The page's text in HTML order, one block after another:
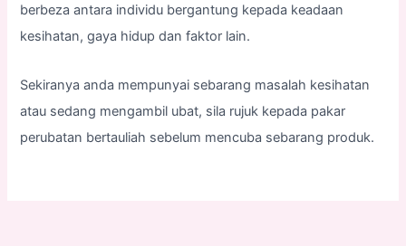
berbeza antara individu bergantung kepada keadaan
kesihatan, gaya hidup dan faktor lain.
Sekiranya anda mempunyai sebarang masalah kesihatan
atau sedang mengambil ubat, sila rujuk kepada pakar
perubatan bertauliah sebelum mencuba sebarang produk.